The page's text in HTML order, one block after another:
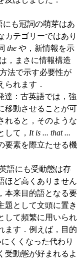
にも冠詞の萌芽はあ
カテゴリーではあり
the や，新情報を示
，まさに情報構造
法で示す必要性が
られます．
達：古英語では，強
移動させることが可
れると，そのような
して， It is ... that ...
要素を際立たせる機
語にも受動態は存
ほど高くありません
本来目的語となる要
題として文頭に置き
して頻繁に用いられ
ます．例えば，目的
くくなった代わり
受動態が好まれるよ